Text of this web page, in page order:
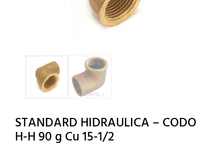
STANDARD HIDRAULICA – CODO
H-H 90 g Cu 15-1/2